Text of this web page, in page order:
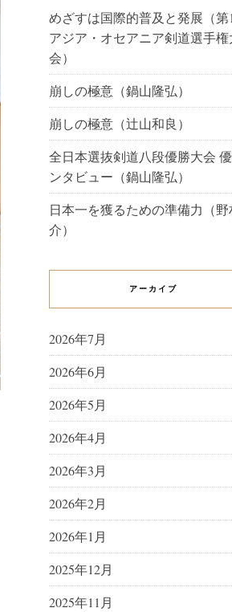
めざすは国際的普及と発展（第
アジア・オセアニア剣道選手権
会）
崩しの極意（鍋山隆弘）
崩しの極意（辻山和良）
全日本選抜剣道八段優勝大会
ンタビュー（鍋山隆弘）
日本一を獲るための準備力（
介）
アーカイブ
2026年7月
2026年6月
2026年5月
2026年4月
2026年3月
2026年2月
2026年1月
2025年12月
2025年11月